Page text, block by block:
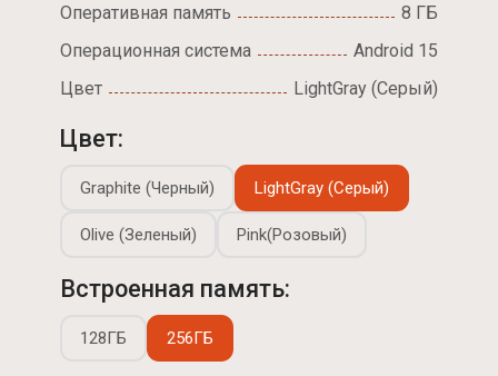
Оперативная память
8 ГБ
Операционная система
Android 15
Цвет
LightGray (Серый)
Цвет:
Graphite (Черный) LightGray (Серый)
Olive (Зеленый) Pink(Розовый)
Встроенная память:
128ГБ 256ГБ